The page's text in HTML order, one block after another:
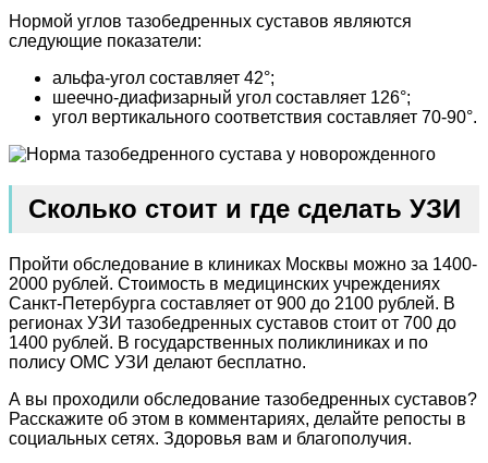
Нормой углов тазобедренных суставов являются
следующие показатели:
альфа-угол составляет 42°;
шеечно-диафизарный угол составляет 126°;
угол вертикального соответствия составляет 70-90°.
Сколько стоит и где сделать УЗИ
Пройти обследование в клиниках Москвы можно за 1400-
2000 рублей. Стоимость в медицинских учреждениях
Санкт-Петербурга составляет от 900 до 2100 рублей. В
регионах УЗИ тазобедренных суставов стоит от 700 до
1400 рублей. В государственных поликлиниках и по
полису ОМС УЗИ делают бесплатно.
А вы проходили обследование тазобедренных суставов?
Расскажите об этом в комментариях, делайте репосты в
социальных сетях. Здоровья вам и благополучия.